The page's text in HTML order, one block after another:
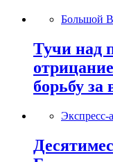
Большой
Тучи над
борьбу за
Экспресс-